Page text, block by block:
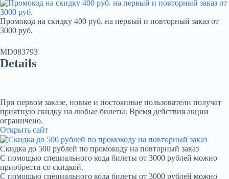
Промокод на скидку 400 руб. на первый и повторный заказ от
3000 руб.
MD083793
Details
При первом заказе, новые и постоянные пользователи получат
приятную скидку на любые билеты. Время действия акции
ограничено.
Открыть сайт
Скидка до 500 рублей по промокоду на повторный заказ
С помощью специального кода билеты от 3000 рублей можно
приобрести со скидкой.
С помощью специального кода билеты от 3000 рублей можно